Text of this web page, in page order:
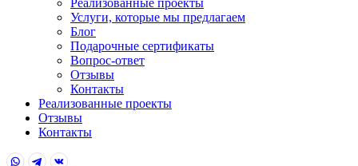
Реализованные проекты
Услуги, которые мы предлагаем
Блог
Подарочные сертификаты
Вопрос-ответ
Отзывы
Контакты
Реализованные проекты
Отзывы
Контакты